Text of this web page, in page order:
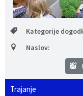
Kategorije
Naslov:
Trajanje
Vaške skupnosti
Medobčinski inšpektorat
Gasilstvo, zaščita in
Načrt ravnanja s
Galerija slik
Dokumenti v javni